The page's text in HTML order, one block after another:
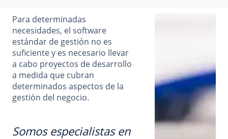
Para determinadas
necesidades, el software
estándar de gestión no es
suficiente y es necesario llevar
a cabo proyectos de desarrollo
a medida que cubran
determinados aspectos de la
gestión del negocio.
Somos especialistas en